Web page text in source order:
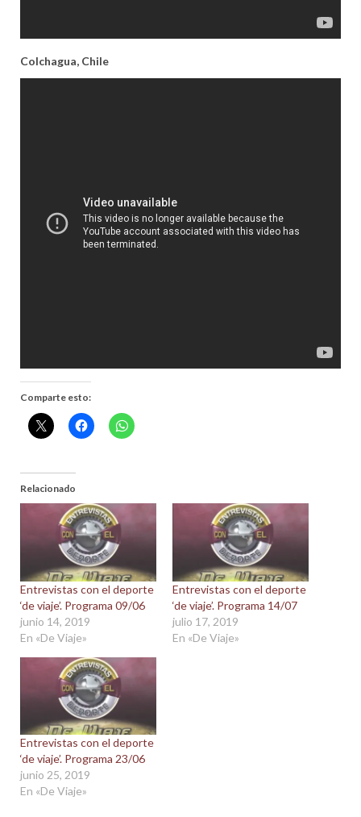
Colchagua, Chile
Comparte esto:
Relacionado
Entrevistas con el deporte
‘de viaje’. Programa 09/06
junio 14, 2019
En «De Viaje»
Entrevistas con el deporte
‘de viaje’. Programa 14/07
julio 17, 2019
En «De Viaje»
Entrevistas con el deporte
‘de viaje’. Programa 23/06
junio 25, 2019
En «De Viaje»